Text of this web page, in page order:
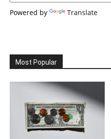
Powered by Translate
Most Popular